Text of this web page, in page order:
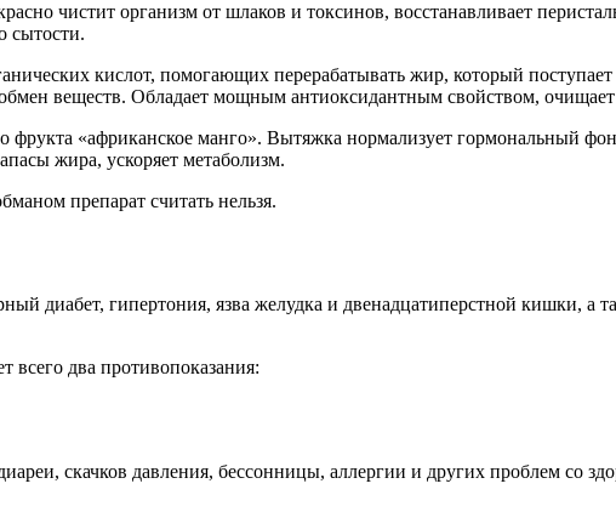
чистит организм от шлаков и токсинов, восстанавливает
сытости.
кислот, помогающих перерабатывать жир, который поступает
обмен веществ. Обладает мощным антиоксидантным свойством,
фрукта «африканское манго». Вытяжка нормализует гормональный
жира, ускоряет метаболизм.
препарат считать нельзя.
диабет, гипертония, язва желудка и двенадцатиперстной кишки, а
всего два противопоказания:
скачков давления, бессонницы, аллергии и других проблем со